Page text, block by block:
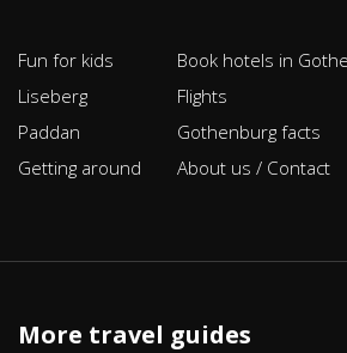
Fun for kids
Liseberg
Paddan
Getting around
Book hotels in
Flights
Gothenburg facts
About us / Contact
More travel guides